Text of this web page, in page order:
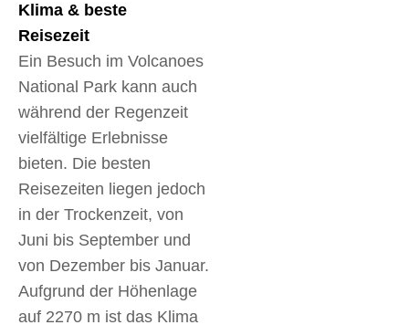
Klima & beste
Reisezeit
Ein Besuch im Volcanoes
National Park kann auch
während der Regenzeit
vielfältige Erlebnisse
bieten. Die besten
Reisezeiten liegen jedoch
in der Trockenzeit, von
Juni bis September und
von Dezember bis Januar.
Aufgrund der Höhenlage
auf 2270 m ist das Klima